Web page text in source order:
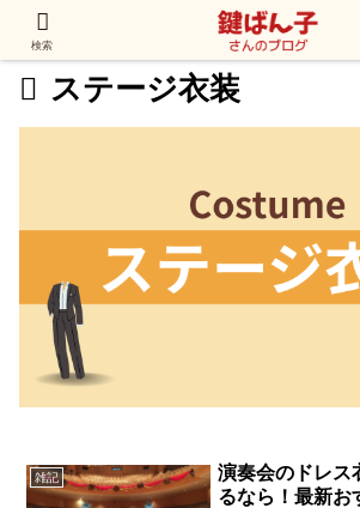
ステージ衣装
雑記
演奏会のドレス
るなら！最新お
検索